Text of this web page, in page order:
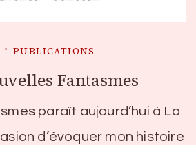
PUBLICATIONS
Fantasmes
paraît aujourd’hui à La
d’évoquer mon histoire